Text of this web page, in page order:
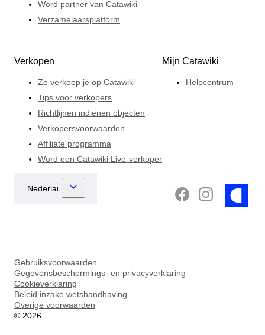
Word partner van Catawiki
Verzamelaarsplatform
Verkopen
Zo verkoop je op Catawiki
Tips voor verkopers
Richtlijnen indienen objecten
Verkopersvoorwaarden
Affiliate programma
Word een Catawiki Live-verkoper
Mijn Catawiki
Helpcentrum
Gebruiksvoorwaarden
Gegevensbeschermings- en privacyverklaring
Cookieverklaring
Beleid inzake wetshandhaving
Overige voorwaarden
© 2026